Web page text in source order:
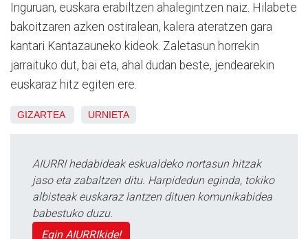
Inguruan, euskara erabiltzen ahalegintzen naiz. Hilabete
bakoitzaren azken ostiralean, kalera ateratzen gara
kantari Kantazauneko kideok. Zaletasun horrekin
jarraituko dut, bai eta, ahal dudan beste, jendearekin
euskaraz hitz egiten ere.
GIZARTEA URNIETA
AIURRI hedabideak eskualdeko nortasun hitzak
jaso eta zabaltzen ditu. Harpidedun eginda, tokiko
albisteak euskaraz lantzen dituen komunikabidea
babestuko duzu.
Egin AIURRIkide!